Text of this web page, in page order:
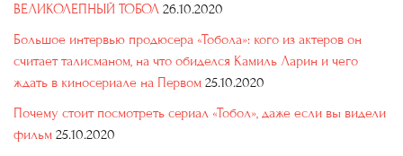
ВЕЛИКОЛЕПНЫЙ ТОБОЛ 26.10.2020
Большое интервью продюсера «Тобола»: кого из актеров он
считает талисманом, на что обиделся Камиль Ларин и чего
ждать в киносериале на Первом 25.10.2020
Почему стоит посмотреть сериал «Тобол», даже если вы видели
фильм 25.10.2020